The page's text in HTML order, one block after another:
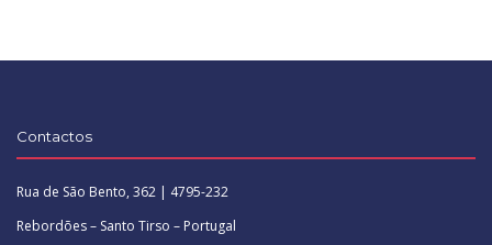
Contactos
Rua de São Bento, 362 | 4795-232
Rebordões – Santo Tirso – Portugal